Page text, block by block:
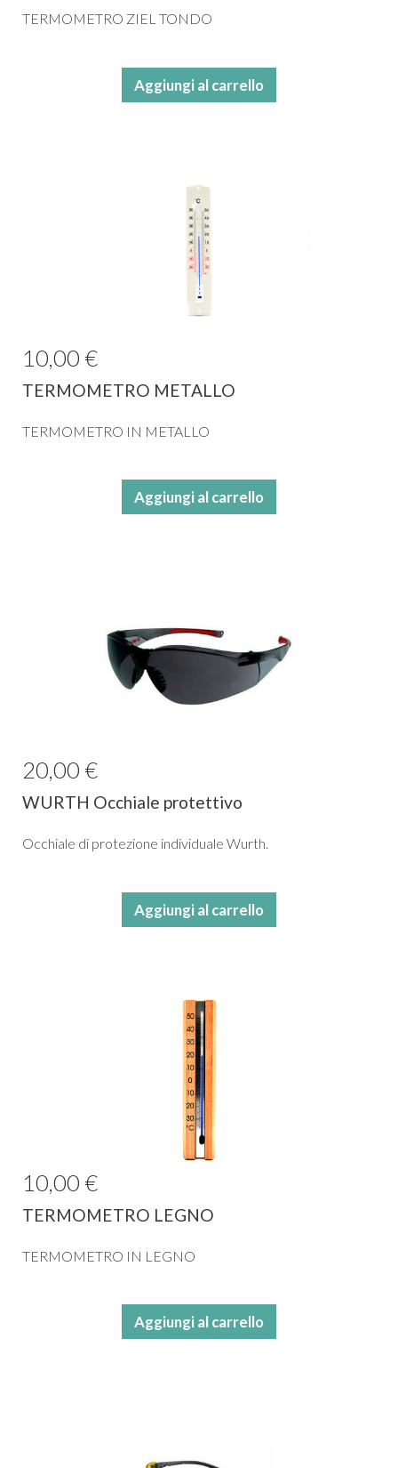
TERMOMETRO ZIEL TONDO
Aggiungi al carrello
10,00 €
TERMOMETRO METALLO
TERMOMETRO IN METALLO
Aggiungi al carrello
20,00 €
WURTH Occhiale protettivo
Occhiale di protezione individuale Wurth.
Aggiungi al carrello
10,00 €
TERMOMETRO LEGNO
TERMOMETRO IN LEGNO
Aggiungi al carrello